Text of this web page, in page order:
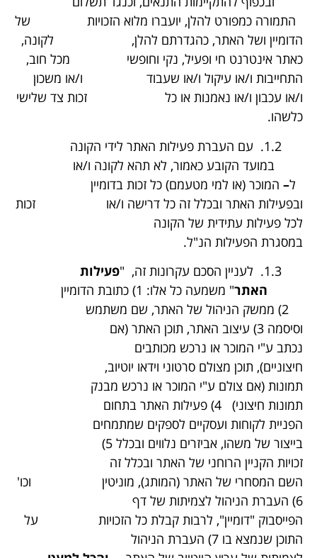
התמורה כמפורט להלן, יועברו מלוא הזכויות של
הדומיין ושל האתר, כהגדרתם להלן, לקונה,
כאתר אינטרנט חי ופעיל, נקי וחופשי מכל חוב,
התחייבות ו/או עיקול ו/או שעבוד ו/או משכון
ו/או עכבון ו/או נאמנות או כל זכות צד שלישי
כלשהו.
1.2. עם העברת פעילות האתר לידי הקונה
במועד הקובע כאמור, לא תהא לקונה ו/או
ל– המוכר (או למי מטעמם) כל זכות בדומיין
ובפעילות האתר ובכלל זה כל דרישה ו/או זכות
לכל פעילות עתידית של הקונה
במסגרת הפעילות הנ"ל.
פעילות
האתר
" משמעה כל אלו: 1) כתובת הדומיין
2) ממשק הניהול של האתר, שם משתמש
וסיסמה 3) עיצוב האתר, תוכן האתר (אם
נכתב ע"י המוכר או נרכש מכותבים
חיצוניים), תוכן מצולם סרטוני וידאו יוטיוב,
תמונות (אם צולם ע"י המוכר או נרכש מבנק
תמונות חיצוני) 4) פעילות האתר בתחום
הפניית לקוחות ועסקיים לספקים שמתמחים
בייצור של משהו, אביזרים נלווים ובכלל 5)
זכויות הקניין הרוחני של האתר ובכלל זה
השם המסחרי של האתר (המותג), מוניטין וכו'
6) העברת הניהול לצמיתות של דף
הפייסבוק "דומיין", לרבות קבלת כל הזכויות על
התוכן שנמצא בו 7) העברת הניהול